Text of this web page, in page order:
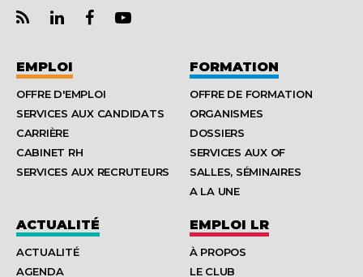
EMPLOI
OFFRE D'EMPLOI
SERVICES AUX CANDIDATS
CARRIÈRE
CABINET RH
SERVICES AUX RECRUTEURS
FORMATION
OFFRE DE FORMATION
ORGANISMES
DOSSIERS
SERVICES AUX OF
SALLES, SÉMINAIRES
A LA UNE
ACTUALITÉ
ACTUALITÉ
AGENDA
EMPLOI LR
À PROPOS
LE CLUB